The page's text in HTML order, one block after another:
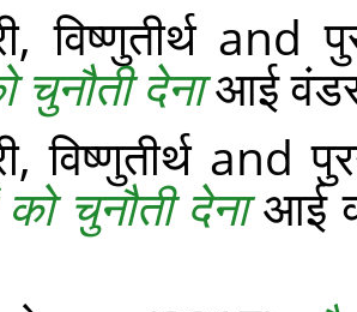
विष्णुतीर्थand
चुनौती देनाआई
विष्‍णुतीर्थand
चुनौती देनाआई